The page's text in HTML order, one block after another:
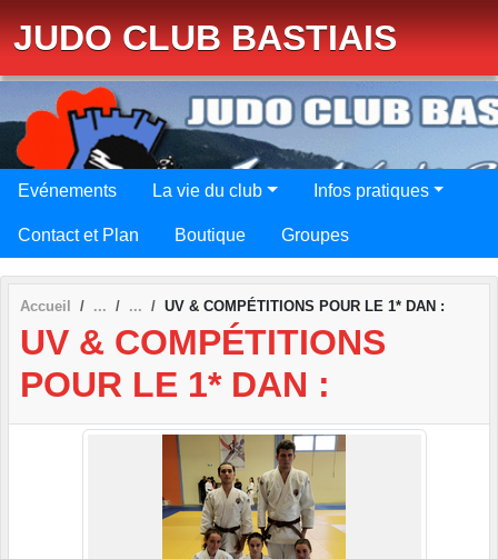
JUDO CLUB BASTIAIS
Evénements La vie du club Infos pratiques
Contact et Plan Boutique Groupes
Accueil UV & COMPÉTITIONS POUR LE 1* DAN :
UV & COMPÉTITIONS
POUR LE 1* DAN :